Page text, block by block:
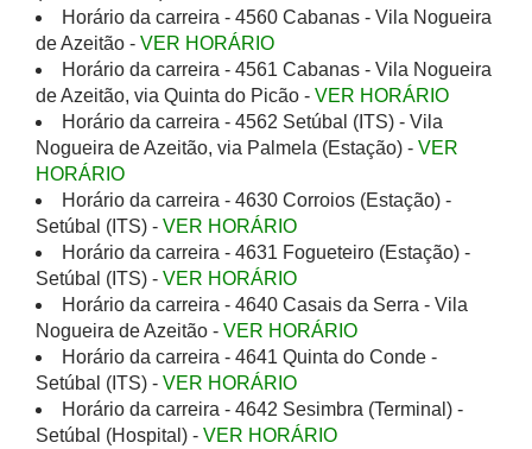
Horário da carreira - 4560 Cabanas - Vila Nogueira
de Azeitão - VER HORÁRIO
Horário da carreira - 4561 Cabanas - Vila Nogueira
de Azeitão, via Quinta do Picão - VER HORÁRIO
Horário da carreira - 4562 Setúbal (ITS) - Vila
Nogueira de Azeitão, via Palmela (Estação) - VER
HORÁRIO
Horário da carreira - 4630 Corroios (Estação) -
Setúbal (ITS) - VER HORÁRIO
Horário da carreira - 4631 Fogueteiro (Estação) -
Setúbal (ITS) - VER HORÁRIO
Horário da carreira - 4640 Casais da Serra - Vila
Nogueira de Azeitão - VER HORÁRIO
Horário da carreira - 4641 Quinta do Conde -
Setúbal (ITS) - VER HORÁRIO
Horário da carreira - 4642 Sesimbra (Terminal) -
Setúbal (Hospital) - VER HORÁRIO